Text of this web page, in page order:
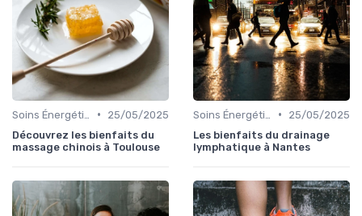
•
25/05/2025
Découvrez les bienfaits du
massage chinois à Toulouse
•
25/05/2025
Les bienfaits du drainage
lymphatique à Nantes